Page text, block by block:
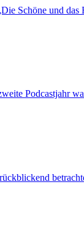
Schöne und das
Podcastjahr